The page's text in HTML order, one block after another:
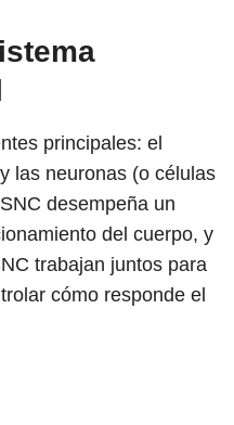
principales: el
las neuronas (o células
desempeña un
del cuerpo, y
trabajan juntos para
cómo responde el